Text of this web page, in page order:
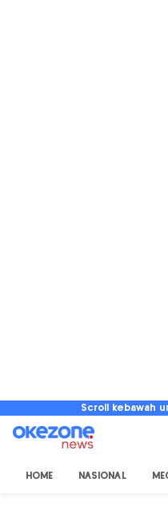
Scroll kebawah
HOME NASIONAL